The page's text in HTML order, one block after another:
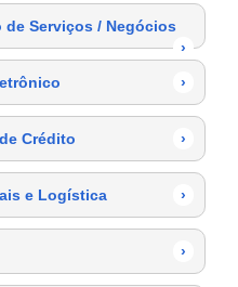
de Serviços / Negócios
›
›
Crédito ›
e Logística ›
›